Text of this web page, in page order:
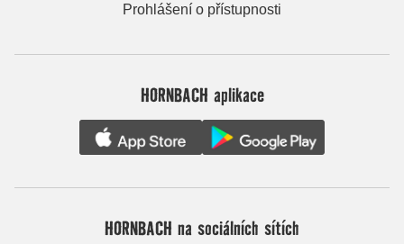
Prohlášení o přístupnosti
HORNBACH aplikace
HORNBACH na sociálních sítích